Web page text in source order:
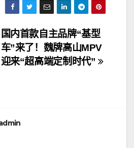
国内首款自主品牌“基型
车”来了！魏牌高山MPV
迎来“超高端定制时代”